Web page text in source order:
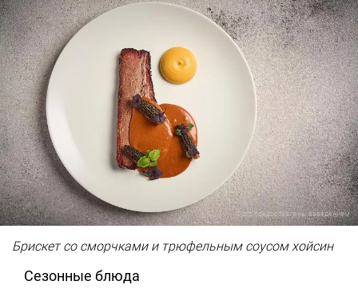
Фото предоставлены заведением
Брискет со сморчками и трюфельным соусом хойсин
Сезонные блюда